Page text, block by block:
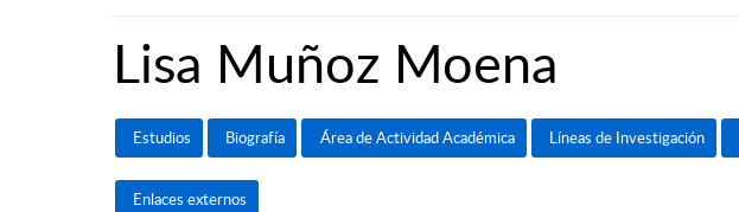
Lisa Muñoz Moena
Estudios Biografía Área de Actividad Académica Líneas de Investigación
Enlaces externos